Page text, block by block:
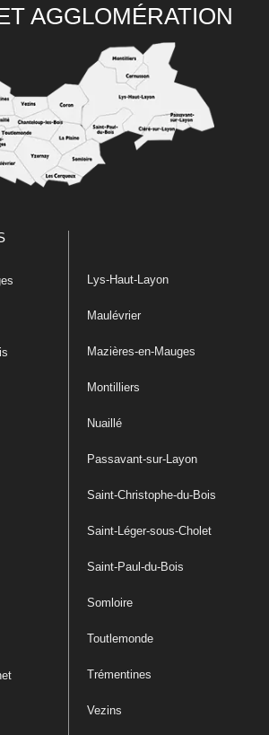
AGGLOMÉRATION
Lys-Haut-Layon
Maulévrier
Mazières-en-Mauges
Montilliers
Nuaillé
Passavant-sur-Layon
Saint-Christophe-du-Bois
Saint-Léger-sous-Cholet
Saint-Paul-du-Bois
Somloire
Toutlemonde
Trémentines
Vezins